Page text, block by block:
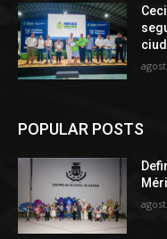
POPULAR POSTS